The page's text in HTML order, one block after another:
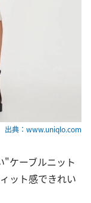
出典：www.uniqlo.com
"ケーブルニット
ット感できれい